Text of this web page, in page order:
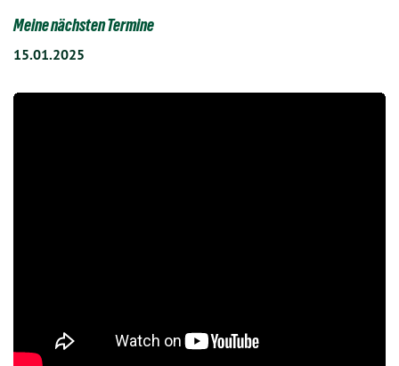
Meine nächsten Termine
15.01.2025